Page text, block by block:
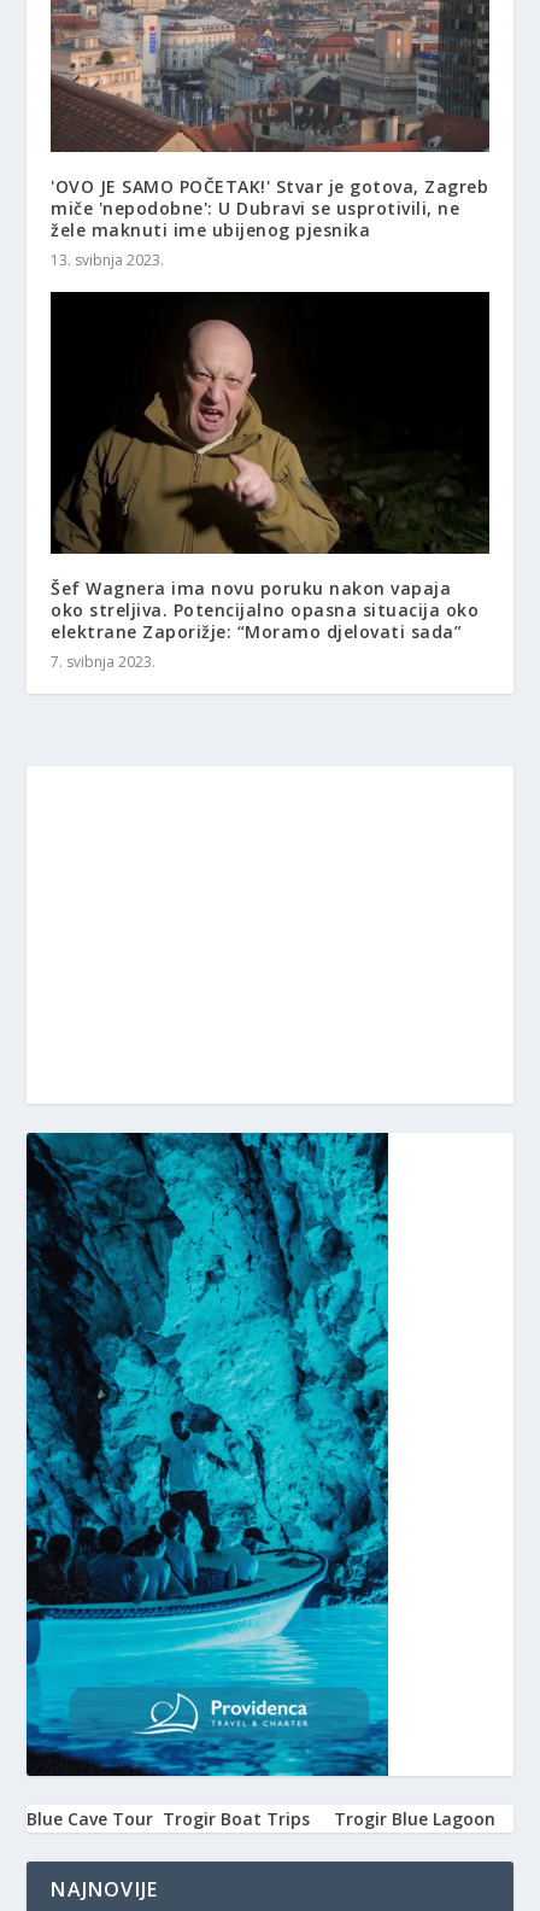
'OVO JE SAMO POČETAK!' Stvar je gotova, Zagreb
miče 'nepodobne': U Dubravi se usprotivili, ne
žele maknuti ime ubijenog pjesnika
13. svibnja 2023.
Šef Wagnera ima novu poruku nakon vapaja
oko streljiva. Potencijalno opasna situacija oko
elektrane Zaporižje: “Moramo djelovati sada”
7. svibnja 2023.
Blue Cave Tour Trogir Boat Trips Trogir Blue Lagoon
NAJNOVIJE